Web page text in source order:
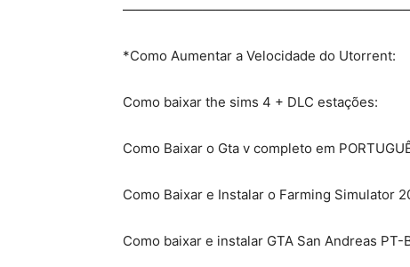
*Como Aumentar a Velocidade do Utorrent:
Como baixar the sims 4 + DLC estações:
Como Baixar o Gta v completo em
Como Baixar e Instalar o Farming Simulator
Como baixar e instalar GTA San Andreas PT-